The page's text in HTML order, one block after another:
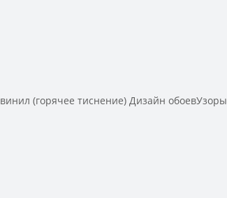
(горячее тиснение) Дизайн